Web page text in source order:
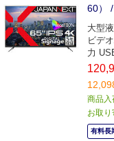
60）
大型
ビデ
力
商品
お取り
有料長